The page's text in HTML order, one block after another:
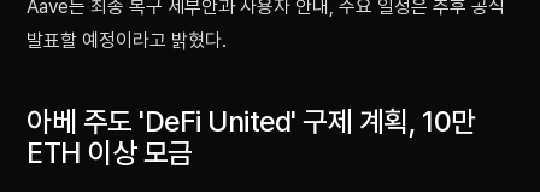
Aave는 최종 복구 세부안과 사용자 안내, 주요 일정은 추후 공식
발표할 예정이라고 밝혔다.
아베 주도 'DeFi United' 구제 계획, 10만
ETH 이상 모금